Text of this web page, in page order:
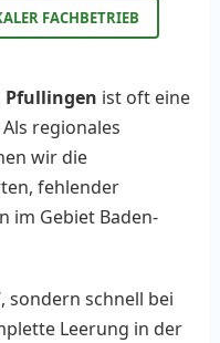
FACHBETRIEB
Pfullingen ist oft eine
regionales
wir die
fehlender
im Gebiet Baden-
sondern schnell bei
Leerung in der